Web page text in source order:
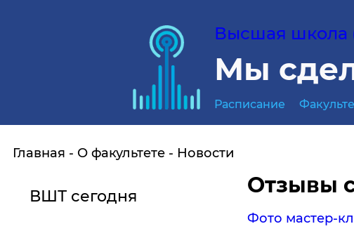
Высшая школа
Мы
Расписание
Главная О факультете Новости
ВШТ сегодня Отзывы
Фото мастер-